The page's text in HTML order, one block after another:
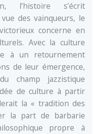
l’histoire s’écrit
des vainqueurs, le
concerne en
Avec la culture
à un retournement
de leur émergence,
champ jazzistique
de culture à partir
la « tradition des
la part de barbarie
propre à